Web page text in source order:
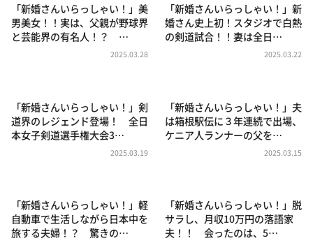
news おかえり
河合＆A.B.C-Z塚田×福井アナ「なんでやねん！？」
（news おかえり）
朝だ！生です旅サラダ
教えて！ニュースライブ 正義のミカタ
ポツンと一軒家
ザキ山小屋本館
「新婚さんいらっしゃい！」美
男美女！！実は、父親が野球界
と芸能界の有名人！？ …
2025.03.28
「新婚さんいらっしゃい！」新
婚さん史上初！スタジオで白熱
の剣道試合！！妻は全日…
2025.03.22
「新婚さんいらっしゃい！」剣
道界のレジェンド登場！ 全日
本女子剣道選手権大会3…
2025.03.19
「新婚さんいらっしゃい！」夫
は箱根駅伝に３年連続で出場、
ケニア人ランナーの父を…
2025.03.15
「新婚さんいらっしゃい！」軽
自動車で生活しながら日本中を
旅する夫婦！？ 驚きの…
「新婚さんいらっしゃい！」脱
サラし、月収10万円の落語家
夫！！ 会ったのは、5…